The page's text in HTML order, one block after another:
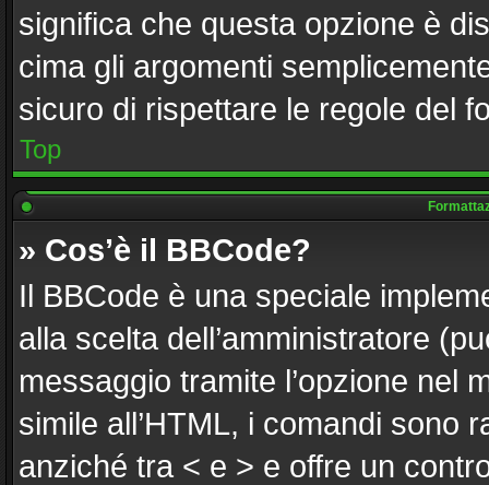
significa che questa opzione è
cima gli argomenti
sicuro di rispettare le regole del
Top
» Cos’è il BBCode?
Il BBCode è una speciale
alla scelta dell’amministratore
messaggio tramite l’opzione nel
simile all’HTML, i comandi sono
anziché tra < e > e offre un